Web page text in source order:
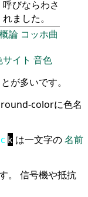
呼びならわさ
れました。
論 コッホ曲
イト 音色
が多いです。
colorに色名
c k は一文字の名前
。 信号機や抵抗